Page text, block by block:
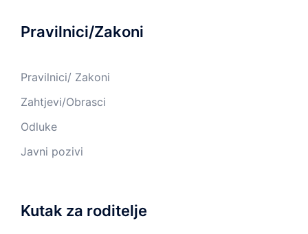
Pravilnici/Zakoni
Pravilnici/ Zakoni
Zahtjevi/Obrasci
Odluke
Javni pozivi
Kutak za roditelje